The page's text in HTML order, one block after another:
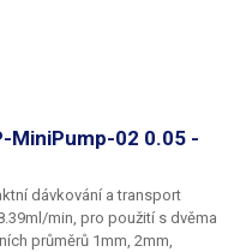
MiniPump-02 0.05 -
dávkování a transport
min, pro použití s dvěma
průměrů 1mm, 2mm,